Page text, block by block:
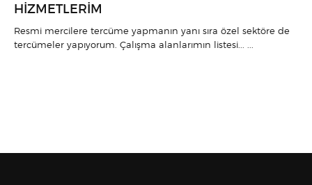
HIZMETLERIM
Resmi mercilere tercüme yapmanın yanı sıra özel sektöre de
tercümeler yapıyorum. Çalışma alanlarımın listesi... ...